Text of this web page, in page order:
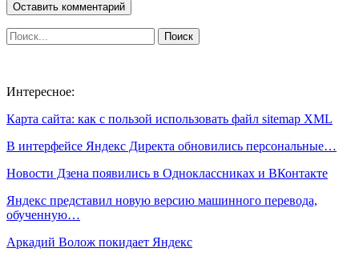
Интересное:
Карта сайта: как с пользой использовать файл sitemap XML
В интерфейсе Яндекс Директа обновились персональные…
Новости Дзена появились в Одноклассниках и ВКонтакте
Яндекс представил новую версию машинного перевода,
обученную…
Аркадий Волож покидает Яндекс